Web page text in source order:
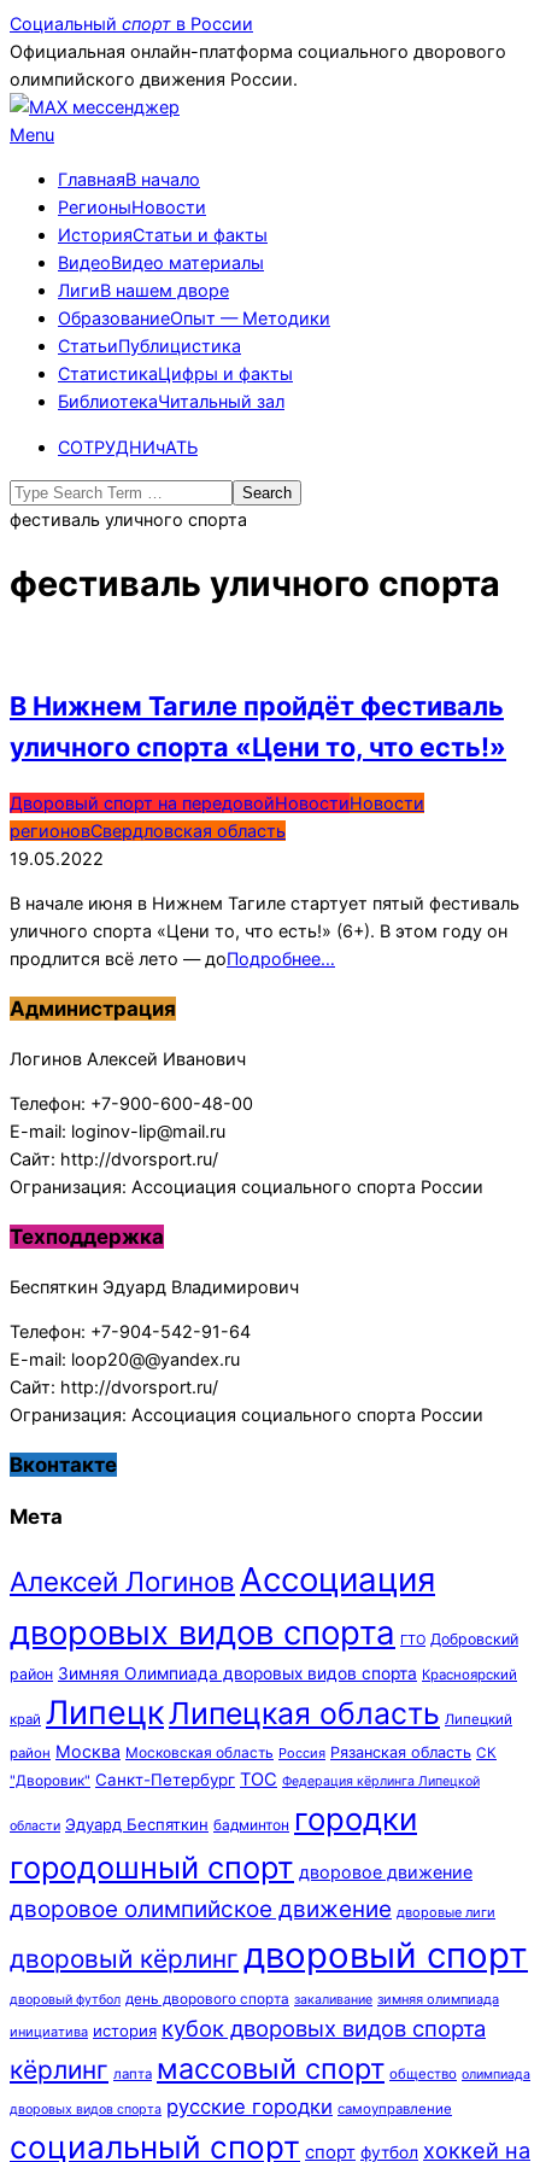
Skip
to
content
Социальный спорт в России
Официальная онлайн-платформа социального дворового
олимпийского движения России.
Primary
Menu
Menu
ГлавнаяВ начало
РегионыНовости
ИсторияСтатьи и факты
ВидеоВидео материалы
ЛигиВ нашем дворе
ОбразованиеОпыт — Методики
СтатьиПублицистика
СтатистикаЦифры и факты
БиблиотекаЧитальный зал
СОТРУДНИчАТЬ
Search
фестиваль уличного спорта
фестиваль уличного спорта
В Нижнем Тагиле пройдёт фестиваль
уличного спорта «Цени то, что есть!»
2022-
05-
19
Дворовый спорт на передовойНовостиНовости
регионовСвердловская область
19.05.2022
В начале июня в Нижнем Тагиле стартует пятый фестиваль
уличного спорта «Цени то, что есть!» (6+). В этом году он
продлится всё лето — доПодробнее…
Администрация
Логинов Алексей Иванович
Телефон: +7-900-600-48-00
E-mail: loginov-lip@mail.ru
Сайт: http://dvorsport.ru/
Огранизация: Ассоциация социального спорта России
Техподдержка
Беспяткин Эдуард Владимирович
Телефон: +7-904-542-91-64
E-mail: loop20@@yandex.ru
Сайт: http://dvorsport.ru/
Огранизация: Ассоциация социального спорта России
Вконтакте
Мета
Алексей Логинов Ассоциация
дворовых видов спорта ГТО Добровский
район Зимняя Олимпиада дворовых видов спорта Красноярский
край ЛипецкЛипецкая область Липецкий
район Москва Московская область Россия Рязанская область СК
"Дворовик" Санкт-Петербург ТОС Федерация кёрлинга Липецкой
области Эдуард Беспяткин бадминтон городки
городошный спорт дворовое движение
дворовое олимпийское движение дворовые лиги
дворовый кёрлинг дворовый спорт
дворовый футбол день дворового спорта закаливание зимняя олимпиада
инициатива история кубок дворовых видов спорта
кёрлинг лапта массовый спорт общество олимпиада
дворовых видов спорта русские городки самоуправление
социальный спорт спорт футбол хоккей на